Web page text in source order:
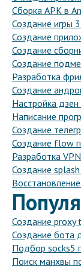
Сборка APK в
Создание игры
Создание
Создание
Создание
Разработка
Создание
Настройка
Написание
Создание
Создание flow
Разработка
Создание
Создание proxy
Создание бота
Подбор socks5
Поиск манхвы